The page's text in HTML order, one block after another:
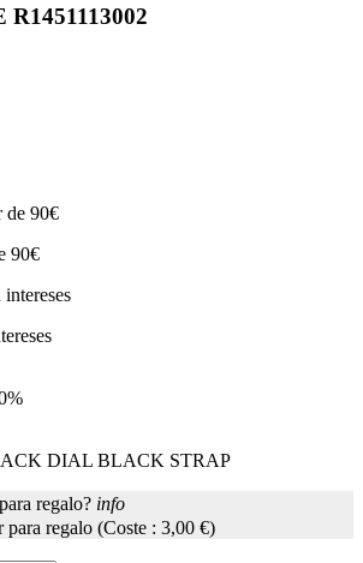
90€
DIAL BLACK STRAP
regalo? info
para regalo (Coste : 3,00 €)